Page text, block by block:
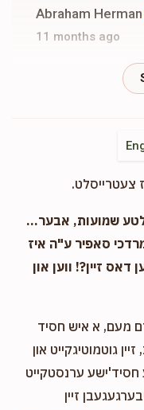
Abraham Herman
11 months ago
Mendy Lazar
Yoel Lazar
vhakol leshem
brider
Chaim Teller
צעטרייסלט.
שמועות, אבער...
סאפיר ע"ה איז
זיין?! ווען און
מעם, א איש חסיד
גוטמוטיגקייט און
חסיד'ישע ערנסטקייט
זיין